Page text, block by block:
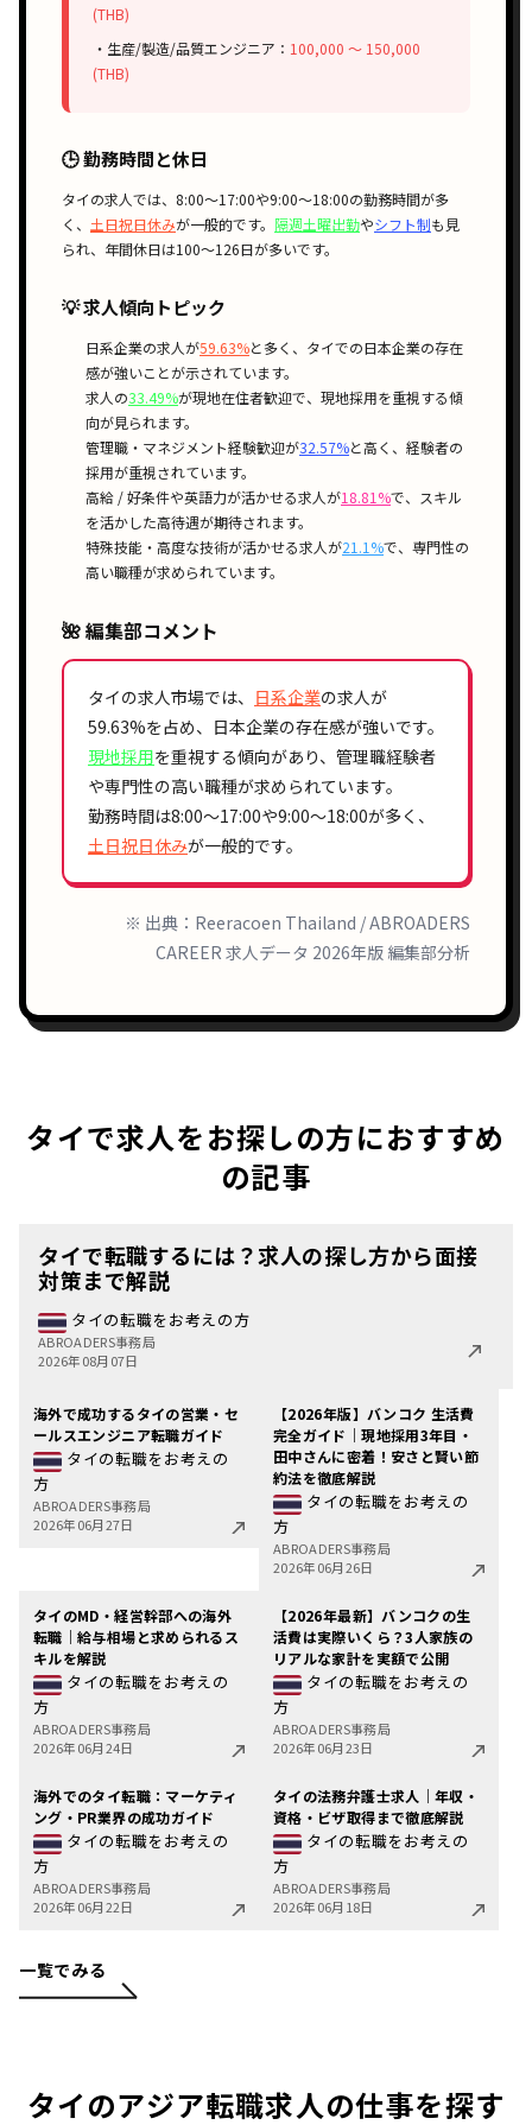
(THB)
・生産/製造/品質エンジニア： 100,000 〜 150,000
(THB)
🕒 勤務時間と休日
タイの求人では、 8:00〜17:00や9:00〜18:00の勤務時間が多
く、 土日祝日休みが一般的です。 隔週土曜出勤やシフト制も見
られ、年間休日は100〜126日が多いです。
💡 求人傾向トピック
日系企業の求人が59.63%と多く、タイでの日本企業の存在
感が強いことが示されています。
求人の33.49%が現地在住者歓迎で、 現地採用を重視する傾
向が見られます。
管理職・マネジメント経験歓迎が32.57%と高く、 経験者の
採用が重視されています。
高給 / 好条件や英語力が活かせる求人が18.81%で、
スキル
を活かした高待遇が期待されます。
特殊技能・高度な技術が活かせる求人が21.1%で、 専門性の
高い職種が求められています。
🌺 編集部コメント
タイの求人市場では、 日系企業の求人が
59.63%を占め、 日本企業の存在感が強いです。
現地採用を重視する傾向があり、 管理職経験者
や専門性の高い職種が求められています。
勤務時間は8:00〜17:00や9:00〜18:00が多く、
土日祝日休みが一般的です。
※ 出典：Reeracoen Thailand / ABROADERS
CAREER 求人データ 2026年版 編集部分析
タイで求人をお探しの方におすすめ
の記事
タイで転職するには？求人の探し方から面接
対策まで解説
タイの転職をお考えの方
ABROADERS事務局
2026年08月07日
海外で成功するタイの営業・セ
ールスエンジニア転職ガイド
タイの転職をお考えの
方
ABROADERS事務局
2026年06月27日
【2026年版】バンコク 生活費
完全ガイド｜現地採用3年目・
田中さんに密着！安さと賢い節
約法を徹底解説
タイの転職をお考えの
方
ABROADERS事務局
2026年06月26日
タイのMD・経営幹部への海外
転職｜給与相場と求められるス
キルを解説
タイの転職をお考えの
方
ABROADERS事務局
2026年06月24日
【2026年最新】バンコクの生
活費は実際いくら？3人家族の
リアルな家計を実額で公開
タイの転職をお考えの
方
ABROADERS事務局
2026年06月23日
海外でのタイ転職：マーケティ
ング・PR業界の成功ガイド
タイの転職をお考えの
方
ABROADERS事務局
2026年06月22日
タイの法務弁護士求人｜年収・
資格・ビザ取得まで徹底解説
タイの転職をお考えの
方
ABROADERS事務局
2026年06月18日
一覧でみる
タイのアジア転職求人の仕事を探す